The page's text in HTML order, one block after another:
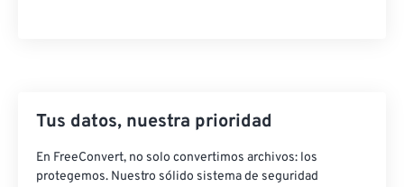
Tus datos, nuestra prioridad
En FreeConvert, no solo convertimos archivos: los
protegemos. Nuestro sólido sistema de seguridad